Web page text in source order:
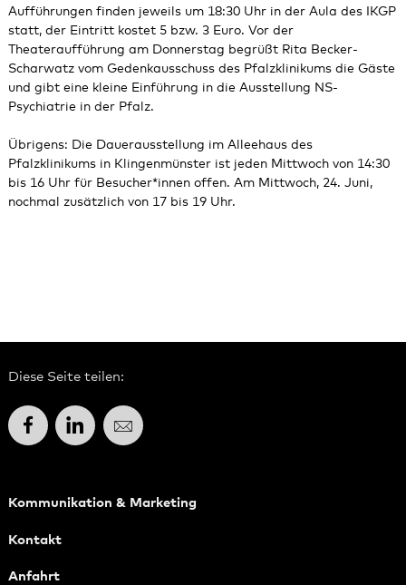
Aufführungen finden jeweils um 18:30 Uhr in der Aula des IKGP
statt, der Eintritt kostet 5 bzw. 3 Euro. Vor der
Theateraufführung am Donnerstag begrüßt Rita Becker-
Scharwatz vom Gedenkausschuss des Pfalzklinikums die Gäste
und gibt eine kleine Einführung in die Ausstellung NS-
Psychiatrie in der Pfalz.
Übrigens: Die Dauerausstellung im Alleehaus des
Pfalzklinikums in Klingenmünster ist jeden Mittwoch von 14:30
bis 16 Uhr für Besucher*innen offen. Am Mittwoch, 24. Juni,
nochmal zusätzlich von 17 bis 19 Uhr.
Diese Seite teilen:
FacebookLinkedInE-Mail
Kommunikation & Marketing
Kontakt
Anfahrt